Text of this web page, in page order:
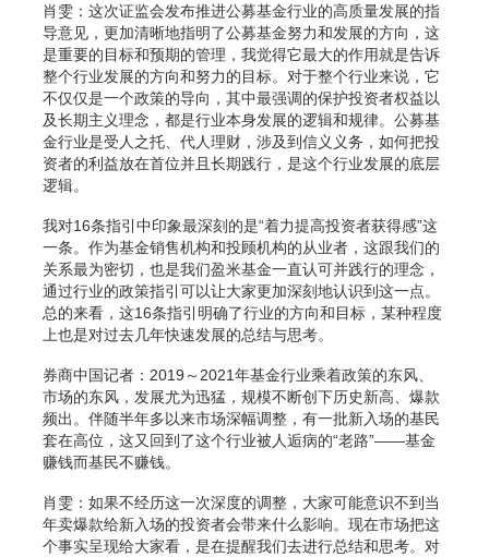
肖雯：这次证监会发布推进公募基金行业的高质量发展的指
导意见，更加清晰地指明了公募基金努力和发展的方向，这
是重要的目标和预期的管理，我觉得它最大的作用就是告诉
整个行业发展的方向和努力的目标。对于整个行业来说，它
不仅仅是一个政策的导向，其中最强调的保护投资者权益以
及长期主义理念，都是行业本身发展的逻辑和规律。公募基
金行业是受人之托、代人理财，涉及到信义义务，如何把投
资者的利益放在首位并且长期践行，是这个行业发展的底层
逻辑。
我对16条指引中印象最深刻的是“着力提高投资者获得感”这
一条。作为基金销售机构和投顾机构的从业者，这跟我们的
关系最为密切，也是我们盈米基金一直认可并践行的理念，
通过行业的政策指引可以让大家更加深刻地认识到这一点。
总的来看，这16条指引明确了行业的方向和目标，某种程度
上也是对过去几年快速发展的总结与思考。
券商中国记者：2019～2021年基金行业乘着政策的东风、
市场的东风，发展尤为迅猛，规模不断创下历史新高、爆款
频出。伴随半年多以来市场深幅调整，有一批新入场的基民
套在高位，这又回到了这个行业被人逅病的“老路”——基金
赚钱而基民不赚钱。
肖雯：如果不经历这一次深度的调整，大家可能意识不到当
年卖爆款给新入场的投资者会带来什么影响。现在市场把这
个事实呈现给大家看，是在提醒我们去进行总结和思考。对